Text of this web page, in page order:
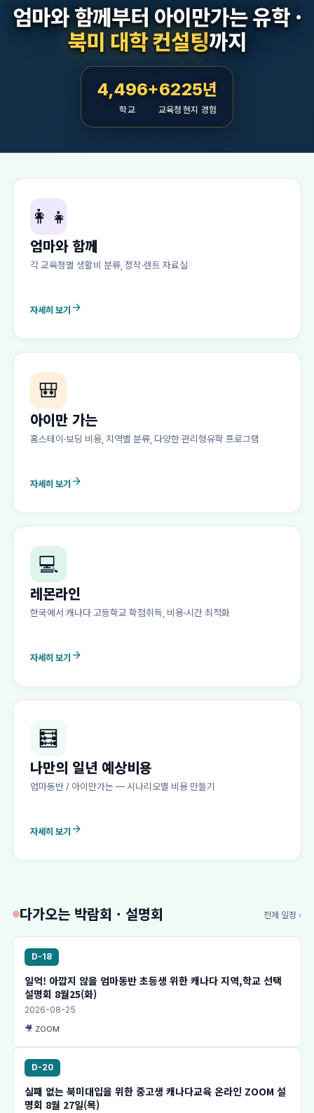
엄마와 함께부터 아이만가는 유학 ·
북미 대학 컨설팅까지
4,496+
학교
62
교육청
25년
현지 경험
👩‍👧
엄마와 함께
각 교육청별 생활비 분류, 정착·렌트 자료실
자세히 보기 arrow_forward
🎒
아이만 가는
홈스테이·보딩 비용, 지역별 분류, 다양한 관리형유학 프로그램
자세히 보기 arrow_forward
💻
레몬라인
한국에서 캐나다 고등학교 학점취득, 비용·시간 최적화
자세히 보기 arrow_forward
🧮
나만의 일년 예상비용
엄마동반 / 아이만가는 — 시나리오별 비용 만들기
자세히 보기 arrow_forward
다가오는 박람회 · 설명회 전체 일정 ›
D-18
일억! 아깝지 않을 엄마동반 초등생 위한 캐나다 지역,학교 선택
설명회 8월25(화)
2026-08-25
🎥 ZOOM
D-20
실패 없는 북미대입을 위한 중고생 캐나다교육 온라인 ZOOM 설
명회 8월 27일(목)